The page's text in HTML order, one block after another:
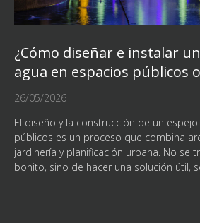
¿Cómo diseñar e instalar
agua en espacios públicos
26/05/2026
El diseño y la construcción de un
públicos es un proceso que combina
jardinería y planificación urbana. No se
bonito, sino de hacer una solución útil,